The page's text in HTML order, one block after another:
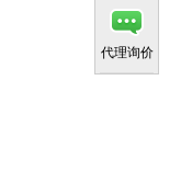
代理询价